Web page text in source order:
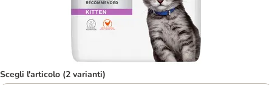
Scegli l'articolo (2 varianti)